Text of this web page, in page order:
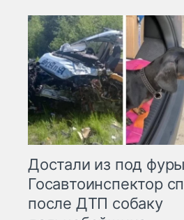
Достали из под
Госавтоинспектор
после ДТП собаку